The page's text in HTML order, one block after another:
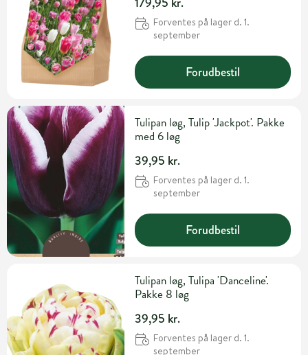
Forventes på lager d. 1.
september
Forudbestil
Tulipan løg, Tulip 'Jackpot'. Pakke
med 6 løg
39,95 kr.
Forventes på lager d. 1.
september
Forudbestil
Tulipan løg, Tulipa 'Danceline'.
Pakke 8 løg
39,95 kr.
Forventes på lager d. 1.
september